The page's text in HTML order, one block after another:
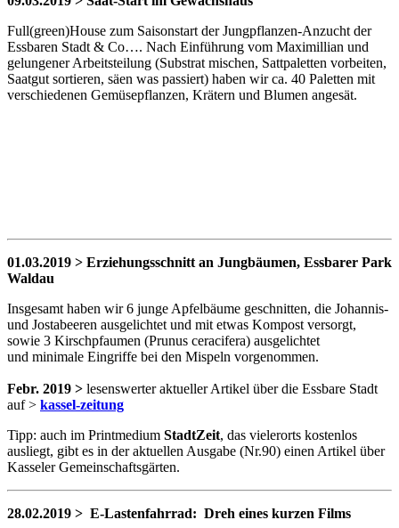
Full(green)House zum Saisonstart der Jungpflanzen-Anzucht der
Essbaren Stadt & Co…. Nach Einführung vom Maximillian und
gelungener Arbeitsteilung (Substrat mischen, Sattpaletten vorbeiten,
Saatgut sortieren, säen was passiert) haben wir ca. 40 Paletten mit
verschiedenen Gemüsepflanzen, Krätern und Blumen angesät.
01.03.2019 > Erziehungsschnitt an Jungbäumen, Essbarer Park
Waldau
Insgesamt haben wir 6 junge Apfelbäume geschnitten, die Johannis-
und Jostabeeren ausgelichtet und mit etwas Kompost versorgt,
sowie 3 Kirschpfaumen (Prunus ceracifera) ausgelichtet
und minimale Eingriffe bei den Mispeln vorgenommen.
Febr. 2019 > lesenswerter aktueller Artikel über die Essbare Stadt
auf > kassel-zeitung
Tipp: auch im Printmedium StadtZeit, das vielerorts kostenlos
ausliegt, gibt es in der aktuellen Ausgabe (Nr.90) einen Artikel über
Kasseler Gemeinschaftsgärten.
28.02.2019 > E-Lastenfahrrad: Dreh eines kurzen Films